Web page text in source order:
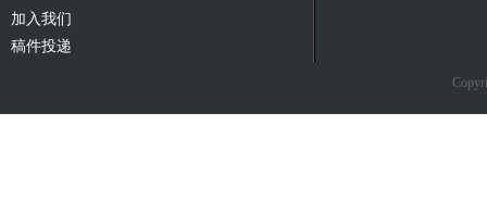
加入我们
稿件投递